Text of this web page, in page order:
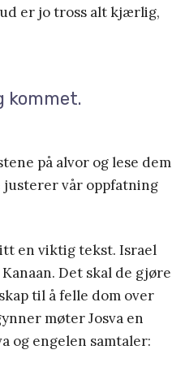
er jo tross alt kjærlig,
kommet.
på alvor og lese dem
justerer vår oppfatning
en viktig tekst. Israel
Det skal de gjøre
til å felle dom over
møter Josva en
og engelen samtaler: